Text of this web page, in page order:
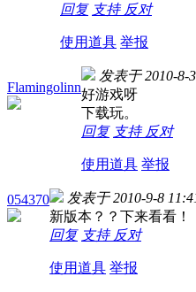
回复 支持 反对
使用道具 举报
Flamingolinn
发表于 2010-8-
好游戏呀
下载玩。
回复 支持 反对
使用道具 举报
054370 发表于 2010-9-8
新版本？？下来看看！
回复 支持 反对
使用道具 举报